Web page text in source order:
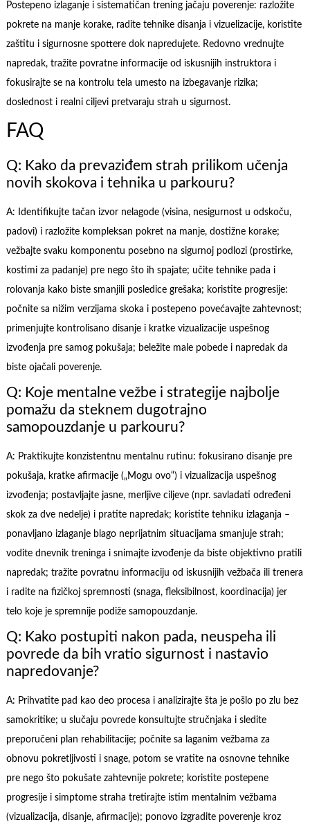
Postepeno izlaganje i sistematičan trening jačaju poverenje: razložite
pokrete na manje korake, radite tehnike disanja i vizuelizacije, koristite
zaštitu i sigurnosne spottere dok napredujete. Redovno vrednujte
napredak, tražite povratne informacije od iskusnijih instruktora i
fokusirajte se na kontrolu tela umesto na izbegavanje rizika;
doslednost i realni ciljevi pretvaraju strah u sigurnost.
FAQ
Q: Kako da prevaziđem strah prilikom učenja
novih skokova i tehnika u parkouru?
A: Identifikujte tačan izvor nelagode (visina, nesigurnost u odskoču,
padovi) i razložite kompleksan pokret na manje, dostižne korake;
vežbajte svaku komponentu posebno na sigurnoj podlozi (prostirke,
kostimi za padanje) pre nego što ih spajate; učite tehnike pada i
rolovanja kako biste smanjili posledice grešaka; koristite progresije:
počnite sa nižim verzijama skoka i postepeno povećavajte zahtevnost;
primenjujte kontrolisano disanje i kratke vizualizacije uspešnog
izvođenja pre samog pokušaja; beležite male pobede i napredak da
biste ojačali poverenje.
Q: Koje mentalne vežbe i strategije najbolje
pomažu da steknem dugotrajno
samopouzdanje u parkouru?
A: Praktikujte konzistentnu mentalnu rutinu: fokusirano disanje pre
pokušaja, kratke afirmacije („Mogu ovo“) i vizualizacija uspešnog
izvođenja; postavljajte jasne, merljive ciljeve (npr. savladati određeni
skok za dve nedelje) i pratite napredak; koristite tehniku izlaganja –
ponavljano izlaganje blago neprijatnim situacijama smanjuje strah;
vodite dnevnik treninga i snimajte izvođenje da biste objektivno pratili
napredak; tražite povratnu informaciju od iskusnijih vežbača ili trenera
i radite na fizičkoj spremnosti (snaga, fleksibilnost, koordinacija) jer
telo koje je spremnije podiže samopouzdanje.
Q: Kako postupiti nakon pada, neuspeha ili
povrede da bih vratio sigurnost i nastavio
napredovanje?
A: Prihvatite pad kao deo procesa i analizirajte šta je pošlo po zlu bez
samokritike; u slučaju povrede konsultujte stručnjaka i sledite
preporučeni plan rehabilitacije; počnite sa laganim vežbama za
obnovu pokretljivosti i snage, potom se vratite na osnovne tehnike
pre nego što pokušate zahtevnije pokrete; koristite postepene
progresije i simptome straha tretirajte istim mentalnim vežbama
(vizualizacija, disanje, afirmacije); ponovo izgradite poverenje kroz